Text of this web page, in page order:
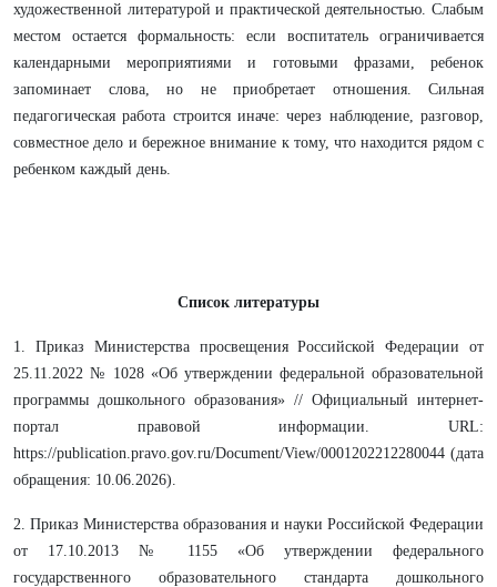
художественной литературой и практической деятельностью. Слабым
местом остается формальность: если воспитатель ограничивается
календарными мероприятиями и готовыми фразами, ребенок
запоминает слова, но не приобретает отношения. Сильная
педагогическая работа строится иначе: через наблюдение, разговор,
совместное дело и бережное внимание к тому, что находится рядом с
ребенком каждый день.
Список литературы
1. Приказ Министерства просвещения Российской Федерации от
25.11.2022 № 1028 «Об утверждении федеральной образовательной
программы дошкольного образования» // Официальный интернет-
портал правовой информации. URL:
https://publication.pravo.gov.ru/Document/View/0001202212280044 (дата
обращения: 10.06.2026).
2. Приказ Министерства образования и науки Российской Федерации
от 17.10.2013 № 1155 «Об утверждении федерального
государственного образовательного стандарта дошкольного